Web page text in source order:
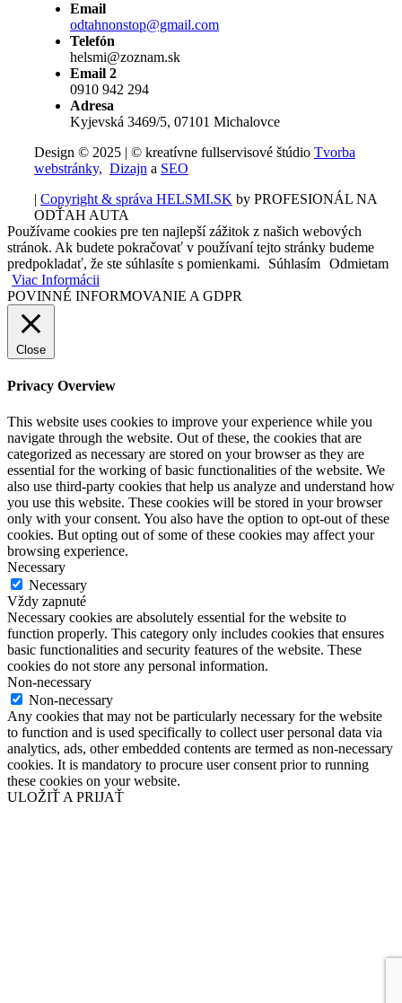
Email
odtahnonstop@gmail.com
Telefón
helsmi@zoznam.sk
Email 2
0910 942 294
Adresa
Kyjevská 3469/5, 07101 Michalovce
Design © 2025 | © kreatívne fullservisové štúdio Tvorba
webstránky, Dizajn a SEO
| Copyright & správa HELSMI.SK by PROFESIONÁL NA
ODŤAH AUTA
Používame cookies pre ten najlepší zážitok z našich webových
stránok. Ak budete pokračovať v používaní tejto stránky budeme
predpokladať, že ste súhlasíte s pomienkami.
Súhlasím Odmietam
Viac Informácii
POVINNÉ INFORMOVANIE A GDPR
Close
Privacy Overview
This website uses cookies to improve your experience while you
navigate through the website. Out of these, the cookies that are
categorized as necessary are stored on your browser as they are
essential for the working of basic functionalities of the website. We
also use third-party cookies that help us analyze and understand how
you use this website. These cookies will be stored in your browser
only with your consent. You also have the option to opt-out of these
cookies. But opting out of some of these cookies may affect your
browsing experience.
Necessary
Necessary
Vždy zapnuté
Necessary cookies are absolutely essential for the website to
function properly. This category only includes cookies that ensures
basic functionalities and security features of the website. These
cookies do not store any personal information.
Non-necessary
Non-necessary
Any cookies that may not be particularly necessary for the website
to function and is used specifically to collect user personal data via
analytics, ads, other embedded contents are termed as non-necessary
cookies. It is mandatory to procure user consent prior to running
these cookies on your website.
ULOŽIŤ A PRIJAŤ